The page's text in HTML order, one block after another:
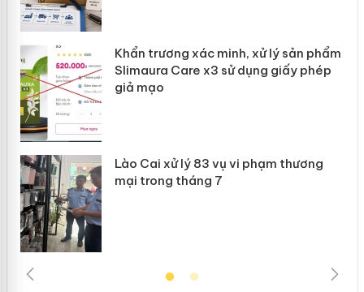
Khẩn trương xác minh, xử lý sản phẩm
Slimaura Care x3 sử dụng giấy phép
giả mạo
Lào Cai xử lý 83 vụ vi phạm thương
mại trong tháng 7